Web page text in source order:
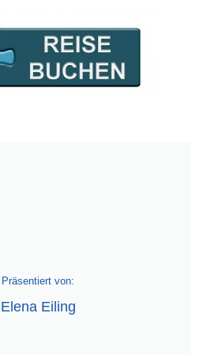
Präsentiert von:
Elena Eiling